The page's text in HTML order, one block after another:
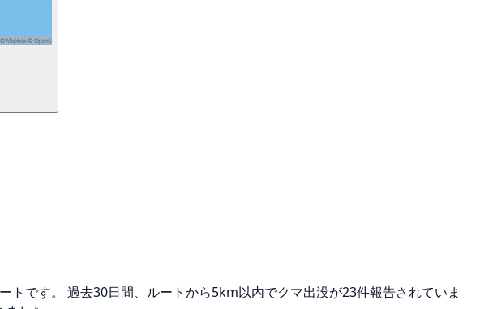
です。 過去30日間、ルートから5km以内でクマ出没が23件報告されていま